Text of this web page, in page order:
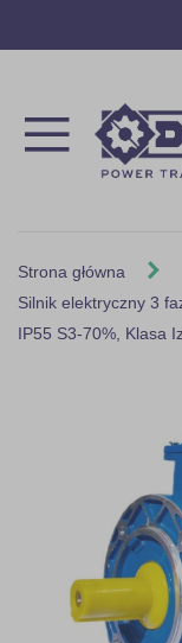
Strona główna
Silnik elektryczny 3
IP55 S3-70%, Klasa